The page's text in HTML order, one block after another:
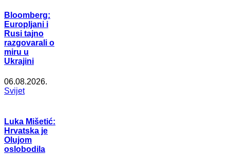
Bloomberg:
Europljani i
Rusi tajno
razgovarali o
miru u
Ukrajini
06.08.2026.
Svijet
Luka Mišetić:
Hrvatska je
Olujom
oslobodila